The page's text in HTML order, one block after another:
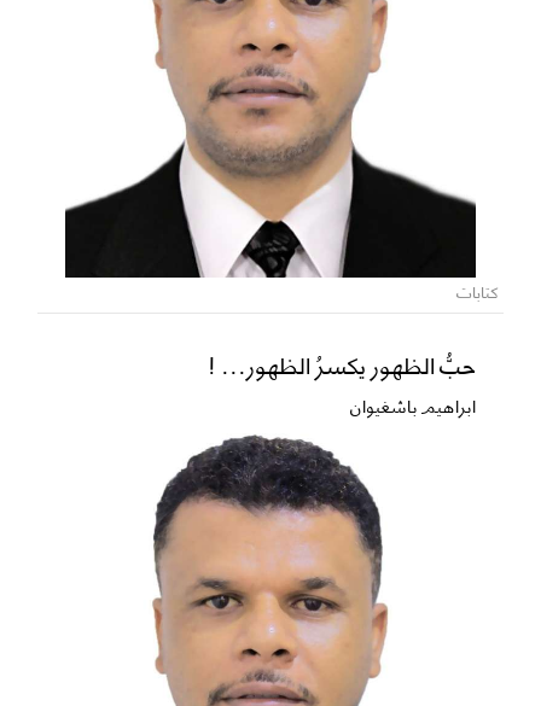
كتابات
حبُّ الظهور يكسرُ الظهور... !
ابراهيم باشغيوان